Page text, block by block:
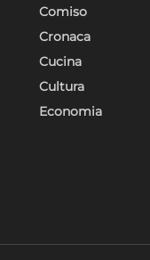
Comiso
Cronaca
Cucina
Cultura
Economia